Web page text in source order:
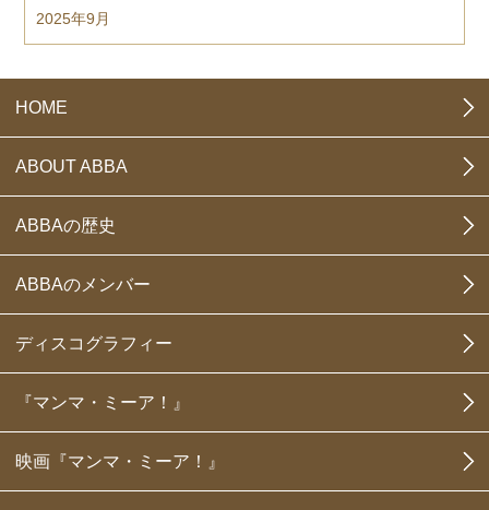
2025年9月
HOME
ABOUT ABBA
ABBAの歴史
ABBAのメンバー
ディスコグラフィー
『マンマ・ミーア！』
映画『マンマ・ミーア！』